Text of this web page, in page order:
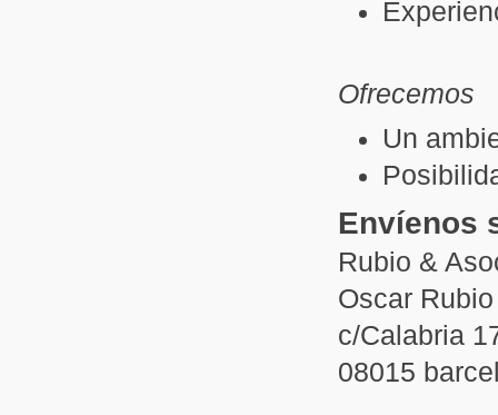
Ofrecemos
Un
Envíenos
Rubio &
Oscar
c/Calabria
08015